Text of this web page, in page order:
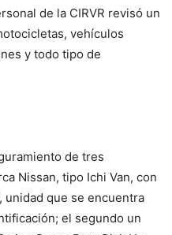
de la CIRVR revisó un
vehículos
y todo tipo de
de tres
Nissan, tipo Ichi Van, con
unidad que se encuentra
el segundo un